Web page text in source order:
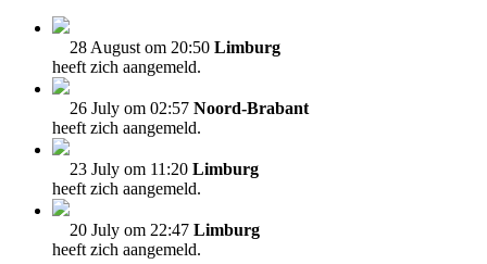
28 August om 20:50 Limburg
heeft zich aangemeld.
26 July om 02:57 Noord-Brabant
heeft zich aangemeld.
23 July om 11:20 Limburg
heeft zich aangemeld.
20 July om 22:47 Limburg
heeft zich aangemeld.